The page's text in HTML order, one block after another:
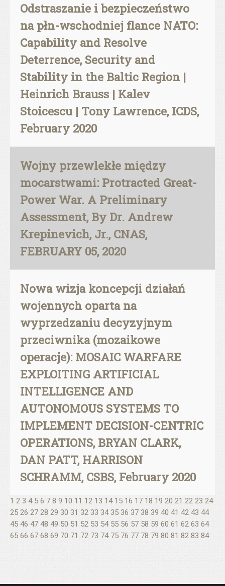
Odstraszanie i bezpieczeństwo
na płn-wschodniej flance NATO:
Capability and Resolve
Deterrence, Security and
Stability in the Baltic Region |
Heinrich Brauss | Kalev
Stoicescu | Tony Lawrence, ICDS,
February 2020
Wojny przewlekłe między
mocarstwami: Protracted Great-
Power War. A Preliminary
Assessment, By Dr. Andrew
Krepinevich, Jr., CNAS,
FEBRUARY 05, 2020
Nowa wizja koncepcji działań
wojennych oparta na
wyprzedzaniu decyzyjnym
przeciwnika (mozaikowe
operacje): MOSAIC WARFARE
EXPLOITING ARTIFICIAL
INTELLIGENCE AND
AUTONOMOUS SYSTEMS TO
IMPLEMENT DECISION-CENTRIC
OPERATIONS, BRYAN CLARK,
DAN PATT, HARRISON
SCHRAMM, CSBS, February 2020
1 2 3 4 5 6 7 8 9 10 11 12 13 14 15 16 17 18 19 20 21 22 23 24
25 26 27 28 29 30 31 32 33 34 35 36 37 38 39 40 41 42 43 44
45 46 47 48 49 50 51 52 53 54 55 56 57 58 59 60 61 62 63 64
65 66 67 68 69 70 71 72 73 74 75 76 77 78 79 80 81 82 83 84